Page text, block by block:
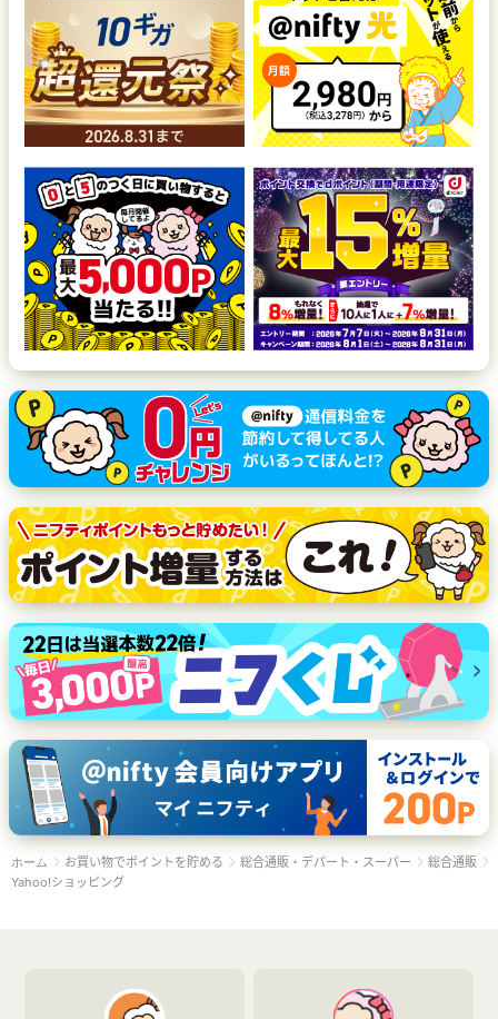
ホーム お買い物でポイントを貯める 総合通販・デパート・スーパー
総合通販
Yahoo!ショッピング